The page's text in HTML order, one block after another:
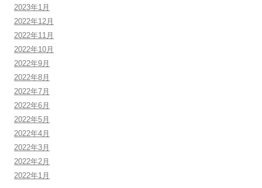
2023年1月
2022年12月
2022年11月
2022年10月
2022年9月
2022年8月
2022年7月
2022年6月
2022年5月
2022年4月
2022年3月
2022年2月
2022年1月